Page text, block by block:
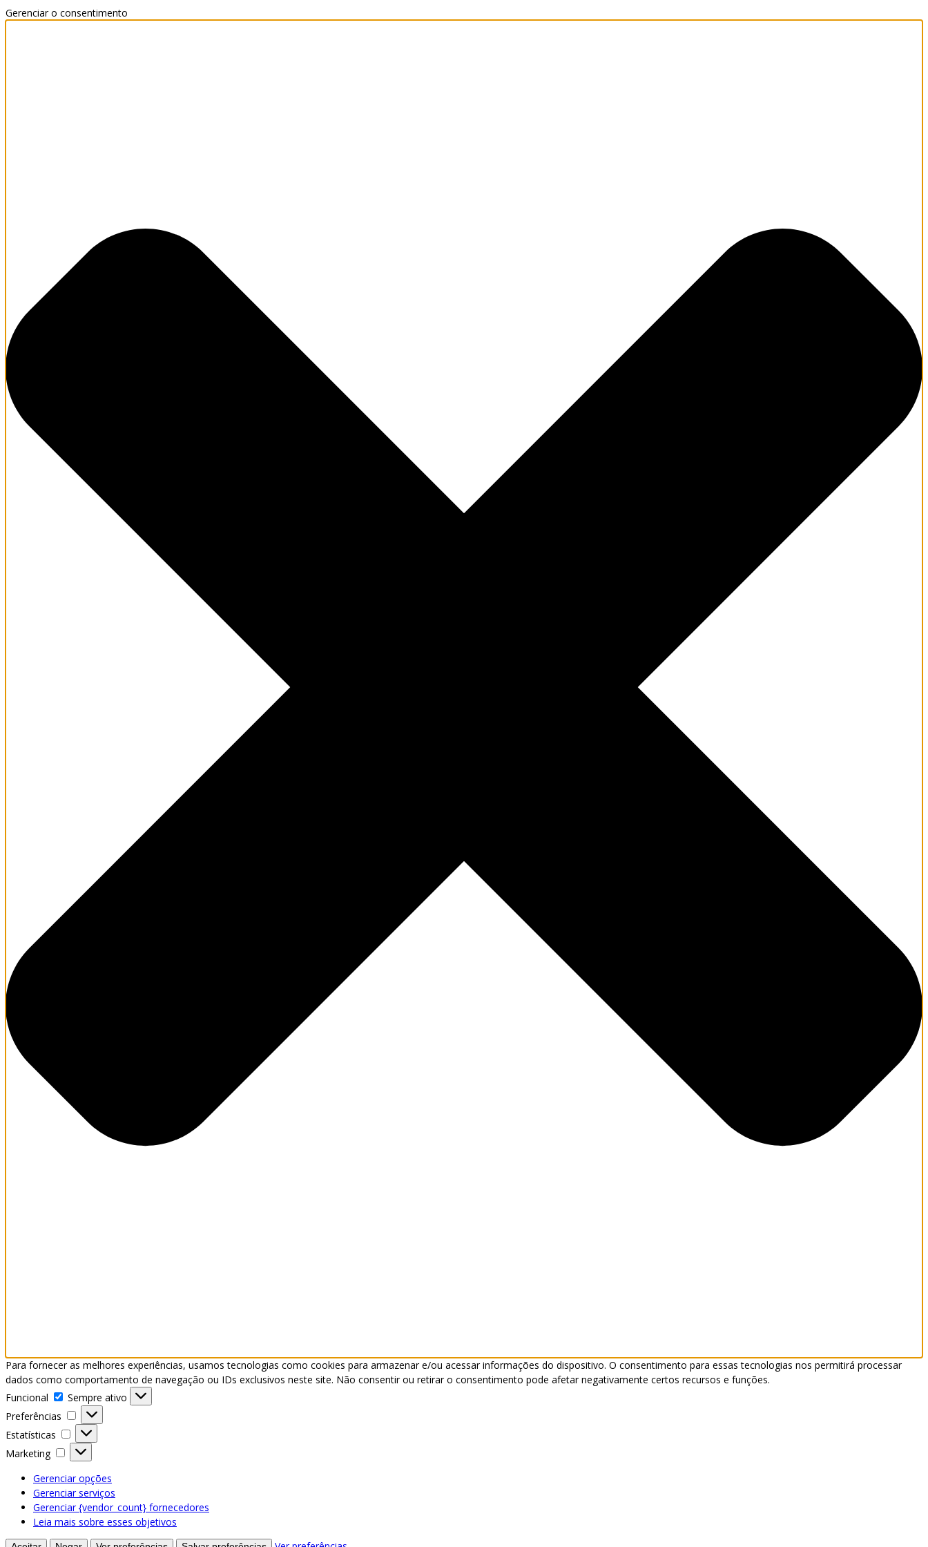
Gerenciar o consentimento
Para fornecer as melhores experiências, usamos tecnologias como cookies para armazenar e/ou acessar informações do dispositivo. O consentimento para essas tecnologias nos permitirá processar
dados como comportamento de navegação ou IDs exclusivos neste site. Não consentir ou retirar o consentimento pode afetar negativamente certos recursos e funções.
Funcional
Funcional
Sempre ativo
Preferências
Preferências
Estatísticas
Estatísticas
Marketing
Marketing
Gerenciar opções
Gerenciar serviços
Gerenciar {vendor_count} fornecedores
Leia mais sobre esses objetivos